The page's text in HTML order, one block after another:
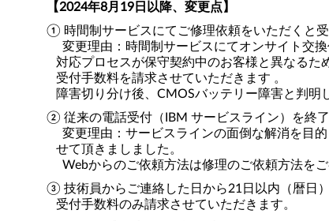
【2024年8月19日以降、変更点】
① 時間制サービスにてご修理依頼をいただくと受
変更理由：時間制サービスにてオンサイト交換
対応プロセスが保守契約中のお客様と異なるた
受付手数料を請求させていただきます 。
障害切り分け後、CMOSバッテリー障害と判明
② 従来の電話受付（IBM サービスライン）を終
変更理由：サービスラインの面倒な解消を目的
せて頂きましました。
Webからのご依頼方法は修理のご依頼方法をご
③ 技術員からご連絡した日から21日以内（暦日
受付手数料のみ請求させていただきます。